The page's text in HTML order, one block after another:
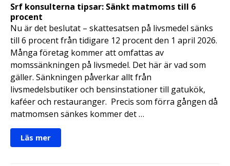
Srf konsulterna tipsar: Sänkt matmoms till 6
procent
Nu är det beslutat – skattesatsen på livsmedel sänks
till 6 procent från tidigare 12 procent den 1 april 2026.
Många företag kommer att omfattas av
momssänkningen på livsmedel. Det här är vad som
gäller. Sänkningen påverkar allt från
livsmedelsbutiker och bensinstationer till gatukök,
kaféer och restauranger. Precis som förra gången då
matmomsen sänkes kommer det …
Läs mer